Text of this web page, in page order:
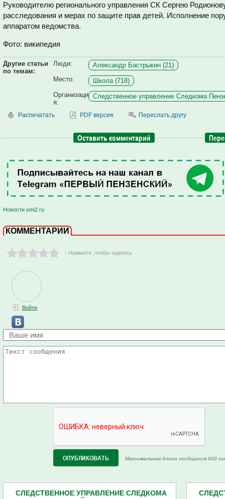
Руководителю регионального управления СК Сергею
расследования и мерах по защите прав детей. Исполнение
аппаратом ведомства.
Фото: википедия
Другие статьи
по темам:
Люди:
Александр Бастрыкин (21)
Место:
Школа (718)
Организаци
я:
Следственное управление Следкома
Распечатать PDF версия Переслать другу
Оставить комментарий
Новости smi2.ru
КОММЕНТАРИИ
- Нажмите ,чтобы оценить
Войти
Максимальная длина сообщения 600
СЛЕДСТВЕННОЕ УПРАВЛЕНИЕ СЛЕДКОМА